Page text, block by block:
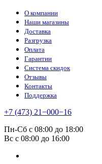
О компании
Наши магазины
Доставка
Разгрузка
Оплата
Гарантии
Система скидок
Отзывы
Контакты
Поддержка
+7 (473) 21−000−16
Пн-Сб с 08:00 до 18:00
Вс с 08:00 до 16:00